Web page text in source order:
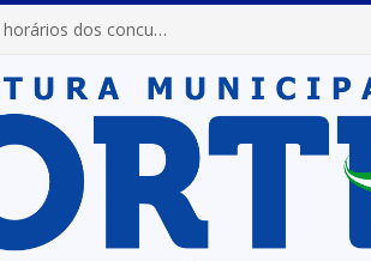
Prefeitura de Portel prorroga inscrições e altera horários dos concursos “Musa” e “Miss Mix Verão 2026”